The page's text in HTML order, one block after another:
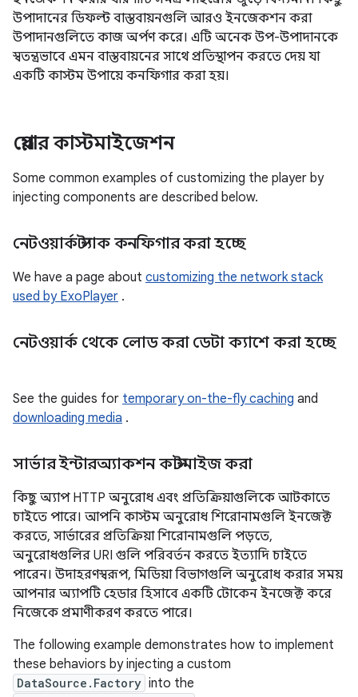
উপাদানের ডিফল্ট বাস্তবায়নগুলি আরও ইনজেকশন করা
উপাদানগুলিতে কাজ অর্পণ করে। এটি অনেক উপ-উপাদানকে
স্বতন্ত্রভাবে এমন বাস্তবায়নের সাথে প্রতিস্থাপন করতে দেয় যা
একটি কাস্টম উপায়ে কনফিগার করা হয়।
প্লেয়ার কাস্টমাইজেশন
Some common examples of customizing the player by
injecting components are described below.
নেটওয়ার্ক স্ট্যাক কনফিগার করা হচ্ছে
We have a page about customizing the network stack
used by ExoPlayer .
নেটওয়ার্ক থেকে লোড করা ডেটা ক্যাশে করা হচ্ছে
See the guides for temporary on-the-fly caching and
downloading media .
সার্ভার ইন্টারঅ্যাকশন কাস্টমাইজ করা
কিছু অ্যাপ HTTP অনুরোধ এবং প্রতিক্রিয়াগুলিকে আটকাতে
চাইতে পারে। আপনি কাস্টম অনুরোধ শিরোনামগুলি ইনজেক্ট
করতে, সার্ভারের প্রতিক্রিয়া শিরোনামগুলি পড়তে,
অনুরোধগুলির URI গুলি পরিবর্তন করতে ইত্যাদি চাইতে
পারেন। উদাহরণস্বরূপ, মিডিয়া বিভাগগুলি অনুরোধ করার সময়
আপনার অ্যাপটি হেডার হিসাবে একটি টোকেন ইনজেক্ট করে
নিজেকে প্রমাণীকরণ করতে পারে।
The following example demonstrates how to implement
these behaviors by injecting a custom
DataSource.Factory into the